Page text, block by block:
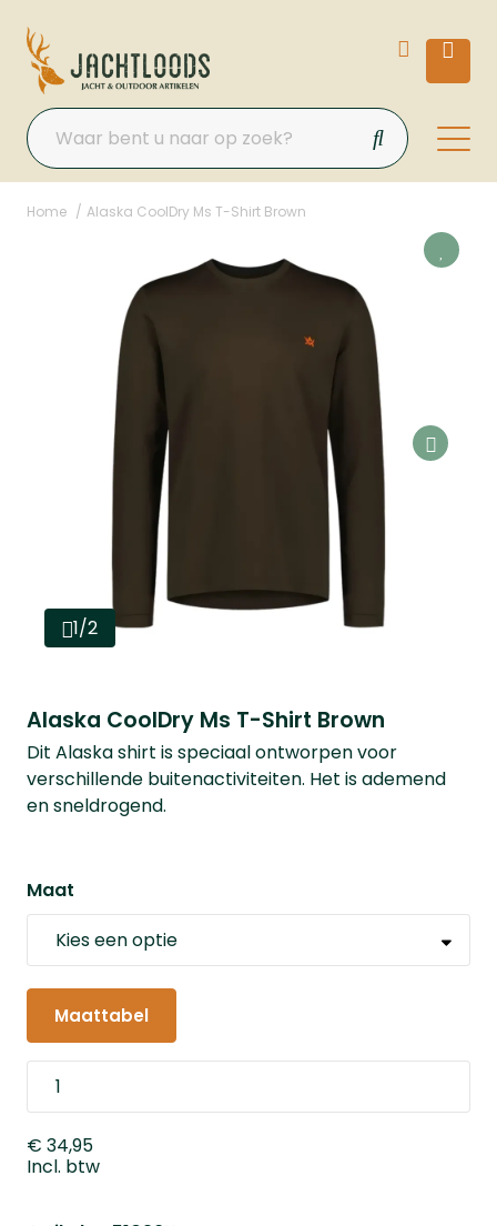
Home Alaska CoolDry Ms T-Shirt Brown
1/2
Alaska CoolDry Ms T-Shirt Brown
Dit Alaska shirt is speciaal ontworpen voor
verschillende buitenactiviteiten. Het is ademend
en sneldrogend.
Maat
Maattabel
€ 34,95
Incl. btw